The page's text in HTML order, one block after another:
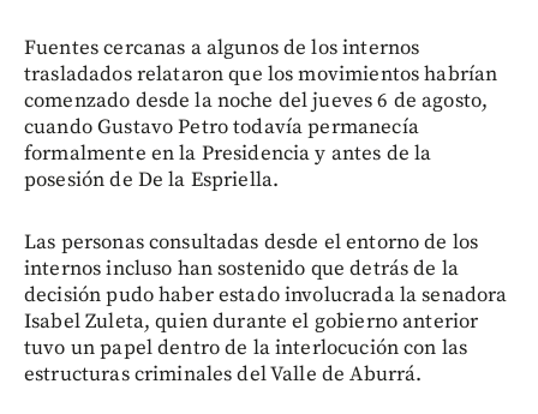
Fuentes cercanas a algunos de los internos
trasladados relataron que los movimientos habrían
comenzado desde la noche del jueves 6 de agosto,
cuando Gustavo Petro todavía permanecía
formalmente en la Presidencia y antes de la
posesión de De la Espriella.
Las personas consultadas desde el entorno de los
internos incluso han sostenido que detrás de la
decisión pudo haber estado involucrada la senadora
Isabel Zuleta, quien durante el gobierno anterior
tuvo un papel dentro de la interlocución con las
estructuras criminales del Valle de Aburrá.